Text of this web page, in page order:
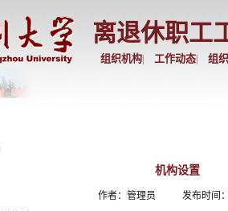
离退休职工
组织机构 工作动态 组
机构设置
作者：管理员 发布时间